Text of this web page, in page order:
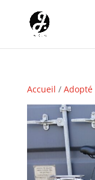
Accueil / Adopté